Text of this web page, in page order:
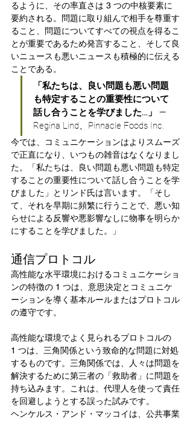
るように、その率直さは 3 つの中核要素に
要約される。問題に取り組んで相手を尊重す
ること、問題についてすべての視点を得るこ
とが重要であるため発言すること、そして良
いニュースも悪いニュースも積極的に伝える
ことである。
「私たちは、良い問題も悪い問題
も特定することの重要性について
話し合うことを学びました…」
—
Regina Lind、Pinnacle Foods Inc.
今では、コミュニケーションはよりスムーズ
で正直になり、いつもの雑音はなくなりまし
た。「私たちは、良い問題も悪い問題も特定
することの重要性について話し合うことを学
びました」とリンド氏は言います。「そし
て、それを早期に頻繁に行うことで、悪い知
らせによる反響や悪影響なしに物事を明らか
にすることを学びました。」
通信プロトコル
高性能な水平環境におけるコミュニケーショ
ンの特徴の 1 つは、意思決定とコミュニケ
ーションを導く基本ルールまたはプロトコル
の遵守です。
高性能な環境でよく見られるプロトコルの
1 つは、三角関係という致命的な問題に対処
するものです。三角関係では、人々は問題を
解決するために第三者の「救助者」に問題を
持ち込みます。これは、代理人を使って責任
を回避しようとする誤った試みです。
ヘンケルス・アンド・マッコイは、公共事業